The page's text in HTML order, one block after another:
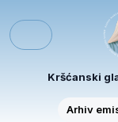
Menu
Kršćanski
Arhiv